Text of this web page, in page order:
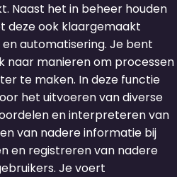
Naast het in beheer houden
deze ook klaargemaakt
automatisering. Je bent
naar manieren om processen
te maken. In deze functie
het uitvoeren van diverse
en interpreteren van
van nadere informatie bij
en registreren van nadere
Je voert